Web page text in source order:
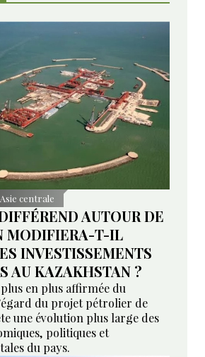
Asie centrale
AUTOUR DE
MODIFIERA-T-IL
INVESTISSEMENTS
AU KAZAKHSTAN ?
en plus affirmée du
du projet pétrolier de
une évolution plus large des
politiques et
du pays.